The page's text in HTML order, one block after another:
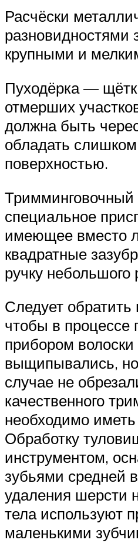
Расчёски
крупными и
Пуходёрка —
отмерших
должна быть
обладать
поверхностью.
специальное
имеющее вместо
квадратные
ручку небольшого
Следует
чтобы в процессе
прибором волоски
выщипывались,
случае не
качественного
необходимо
Обработку
инструментом,
зубьями средней
удаления шерсти
тела используют
маленькими